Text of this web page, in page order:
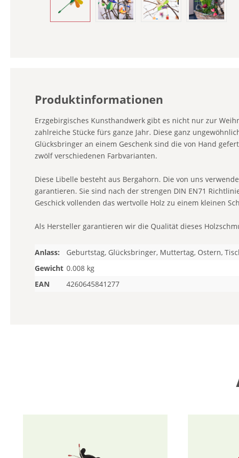
Produktinformationen
Erzgebirgisches Kunsthandwerk gibt es nicht nur zur
zahlreiche Stücke fürs ganze Jahr. Diese ganz
Glücksbringer an einem Geschenk sind die von Hand
zwölf verschiedenen Farbvarianten.
Diese Libelle besteht aus Bergahorn. Die von uns
garantieren. Sie sind nach der strengen DIN EN71
Geschick vollenden das wertvolle Holz zu einem kleinen
Als Hersteller garantieren wir die Qualität dieses
Anlass:
Geburtstag, Glücksbringer, Muttertag, Ostern,
Gewicht 0.008 kg
EAN
4260645841277